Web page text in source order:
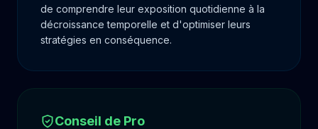
de comprendre leur exposition quotidienne à la
décroissance temporelle et d'optimiser leurs
stratégies en conséquence.
Conseil de Pro